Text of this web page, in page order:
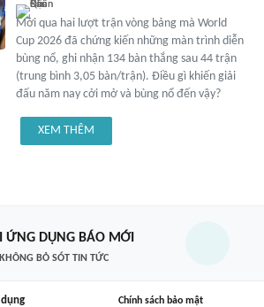
Mới qua hai lượt trận vòng bảng mà World
Cup 2026 đã chứng kiến những màn trình diễn
bùng nổ, ghi nhận 134 bàn thắng sau 44 trận
(trung bình 3,05 bàn/trận). Điều gì khiến giải
đấu năm nay cởi mở và bùng nổ đến vậy?
XEM THÊM
ỨNG DỤNG BÁO MỚI
BỎ SÓT TIN TỨC
Chính sách bảo mật